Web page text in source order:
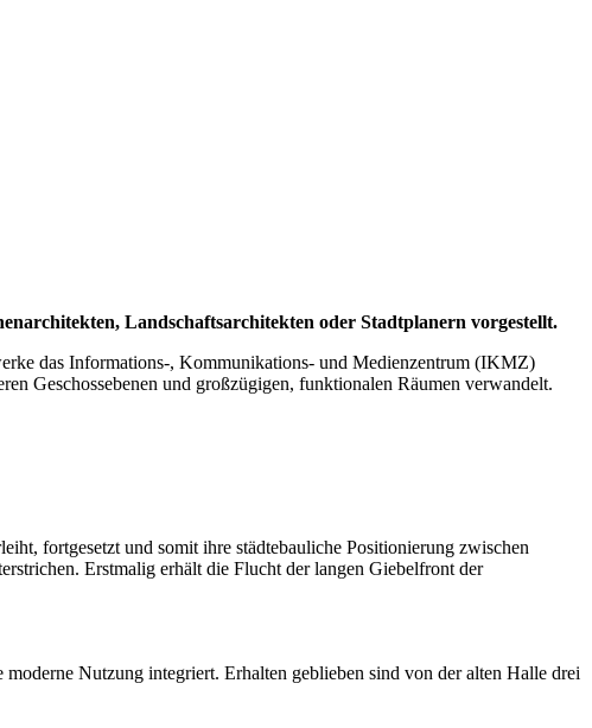
Landschaftsarchitekten oder Stadtplanern vorgestellt.
das Informations-, Kommunikations- und Medienzentrum (IKMZ)
Geschossebenen und großzügigen, funktionalen Räumen verwandelt.
fortgesetzt und somit ihre städtebauliche Positionierung zwischen
Erstmalig erhält die Flucht der langen Giebelfront der
Nutzung integriert. Erhalten geblieben sind von der alten Halle drei